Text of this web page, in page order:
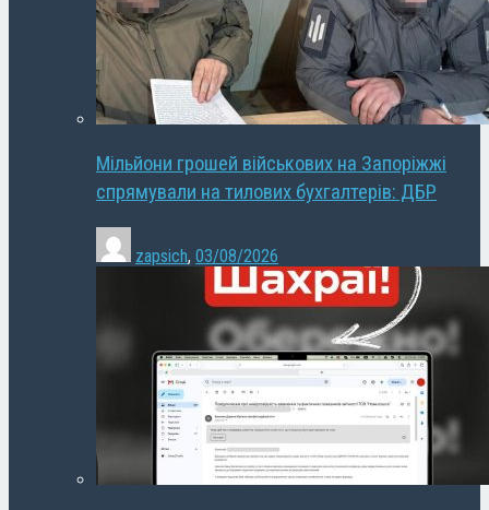
Мільйони грошей військових на Запоріжжі
спрямували на тилових бухгалтерів: ДБР
zapsich, 03/08/2026